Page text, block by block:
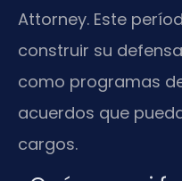
Attorney. Este
construir su
como programas
acuerdos que
cargos.